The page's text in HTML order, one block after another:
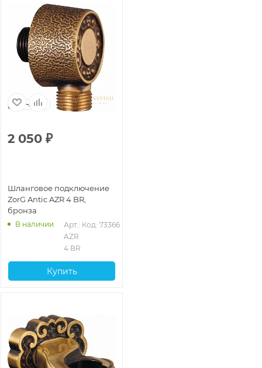
Чехия
2 050 ₽
Шланговое подключение
ZorG Antic AZR 4 BR,
бронза
В наличии
Арт.:
AZR
4 BR
Код: 73366
Купить